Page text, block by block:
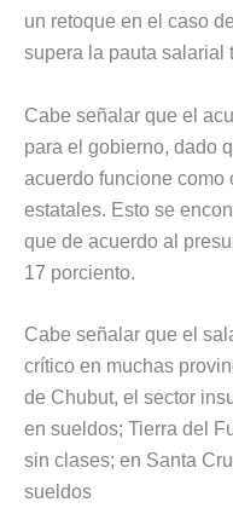
un retoque en el caso
supera la pauta salarial
Cabe señalar que el
para el gobierno, dado
acuerdo funcione como
estatales. Esto se
que de acuerdo al
17 porciento.
Cabe señalar que el
crítico en muchas
de Chubut, el sector
en sueldos; Tierra del
sin clases; en Santa
sueldos